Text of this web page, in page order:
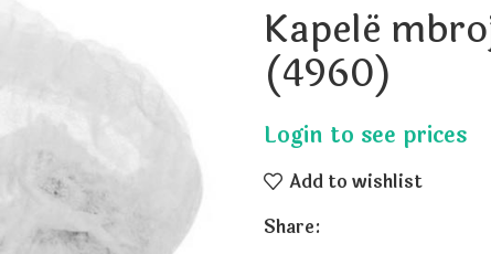
Kapelë
(4960)
Add to wishlist
Share: